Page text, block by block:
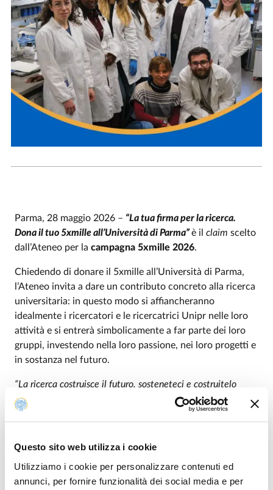
Questo sito web utilizza i cookie
Utilizziamo i cookie per personalizzare contenuti ed
annunci, per fornire funzionalità dei social media e per
Parma, 28 maggio 2026 – “La tua firma per la ricerca.
Dona il tuo 5xmille all’Università di Parma”è il claim scelto
dall’Ateneo per la campagna 5xmille 2026.
Chiedendo di donare il 5xmille all’Università di Parma,
l’Ateneo invita a dare un contributo concreto alla ricerca
universitaria: in questo modo si affiancheranno
idealmente i ricercatori e le ricercatrici Unipr nelle loro
attività e si entrerà simbolicamente a far parte dei loro
gruppi, investendo nella loro passione, nei loro progetti e
in sostanza nel futuro.
“La ricerca costruisce il futuro, sosteneteci e costruitelo
insieme a noi. Insieme, con il vostro contributo, possiamo
andare lontano”
l’invito che viene dal Rettore Paolo
L’Ateneo si impegna a garantire la massima trasparenza,
rendicontando, attraverso il sito web dell’Università, sia
l’ammontare complessivo ricevuto sia i contributi che